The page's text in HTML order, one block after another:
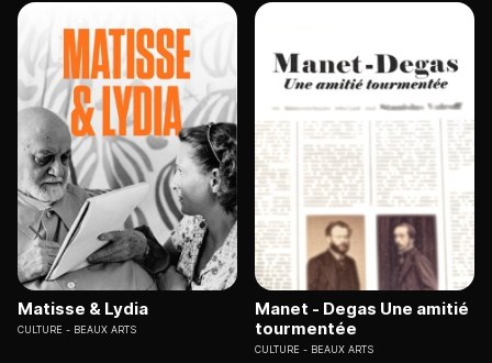
Matisse & Lydia
CULTURE BEAUX ARTS
Manet - Degas Une amitié
tourmentée
CULTURE BEAUX ARTS